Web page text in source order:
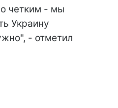
четким - мы
Украину
- отметил